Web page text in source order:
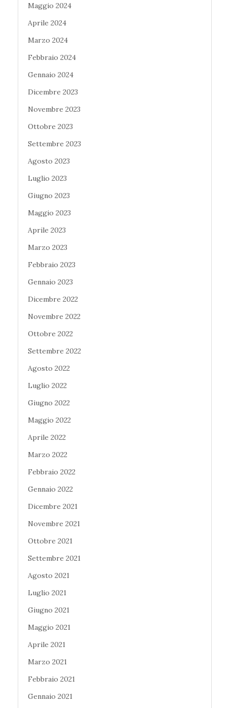
Maggio 2024
Aprile 2024
Marzo 2024
Febbraio 2024
Gennaio 2024
Dicembre 2023
Novembre 2023
Ottobre 2023
Settembre 2023
Agosto 2023
Luglio 2023
Giugno 2023
Maggio 2023
Aprile 2023
Marzo 2023
Febbraio 2023
Gennaio 2023
Dicembre 2022
Novembre 2022
Ottobre 2022
Settembre 2022
Agosto 2022
Luglio 2022
Giugno 2022
Maggio 2022
Aprile 2022
Marzo 2022
Febbraio 2022
Gennaio 2022
Dicembre 2021
Novembre 2021
Ottobre 2021
Settembre 2021
Agosto 2021
Luglio 2021
Giugno 2021
Maggio 2021
Aprile 2021
Marzo 2021
Febbraio 2021
Gennaio 2021